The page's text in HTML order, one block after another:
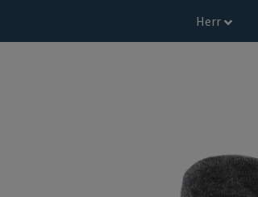
Herr